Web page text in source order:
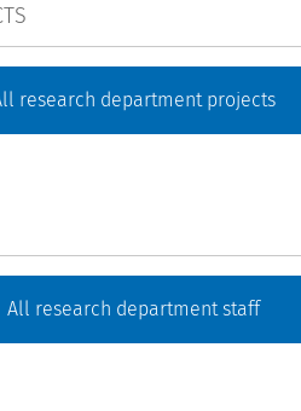
research department projects
All research department staff